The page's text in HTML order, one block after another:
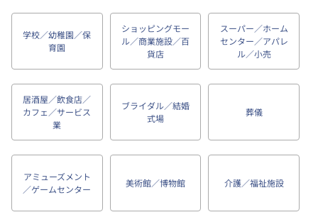
学校／幼稚園／保
育園
ショッピングモー
ル／商業施設／百
貨店
スーパー／ホーム
センター／アパレ
ル／小売
居酒屋／飲食店／
カフェ／サービス
業
ブライダル／結婚
式場
葬儀
アミューズメント
／ゲームセンター
美術館／博物館 介護／福祉施設